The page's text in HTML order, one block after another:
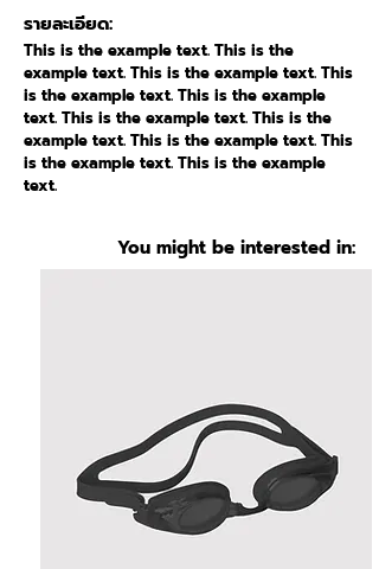
รายละเอียด:
This is the example text. This is the
example text. This is the example text. This
is the example text. This is the example
text. This is the example text. This is the
example text. This is the example text. This
is the example text. This is the example
text.
You might be interested in: